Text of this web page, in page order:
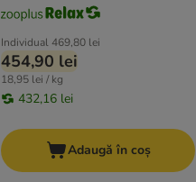
Individual469,80 lei
454,90 lei
18,95 lei / kg
432,16 lei
Adaugă în coș